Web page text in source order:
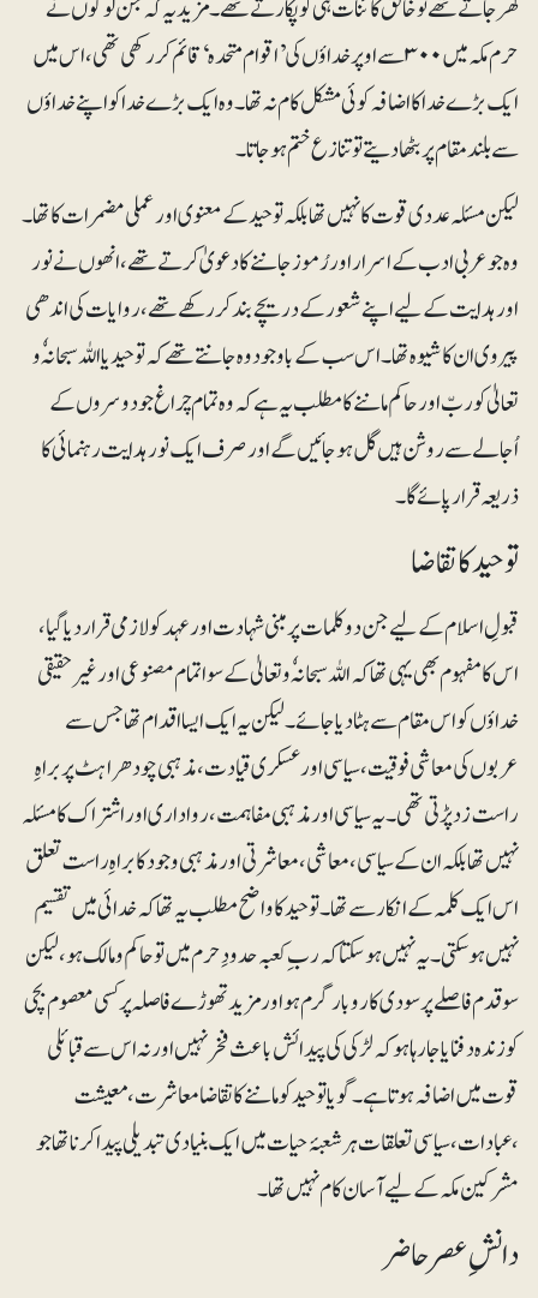
گھر جاتے تھے تو خالق کائنات ہی کو پکارتے تھے۔مزید یہ کہ جن لوگوں نے
حرم مکہ میں ۳۰۰ سے اوپر خداؤں کی ’اقوام متحدہ‘ قائم کررکھی تھی، اس میں
ایک بڑے خدا کا اضافہ کوئی مشکل کام نہ تھا۔ وہ ایک بڑے خدا کو اپنے خداؤں
سے بلند مقام پر بٹھا دیتے تو تنازع ختم ہو جاتا۔
لیکن مسئلہ عددی قوت کا نہیں تھا بلکہ توحیدکے معنوی اور عملی مضمرات کا تھا۔
وہ جو عربی ادب کے اسرار اور رُموز جاننے کا دعویٰ کرتے تھے ،انھوں نے نور
اور ہدایت کے لیے اپنے شعور کے دریچے بند کر رکھے تھے، روایات کی اندھی
پیروی ان کا شیوہ تھا۔ اس سب کے باوجود وہ جانتے تھے کہ توحید یا اللہ سبحانہٗ و
تعالیٰ کو ربّ اور حاکم ماننے کا مطلب یہ ہے کہ وہ تمام چراغ جو دوسروں کے
اُجالے سے روشن ہیں گل ہو جائیں گے اور صرف ایک نور ہدایت رہنمائی کا
ذریعہ قرار پائے گا۔
توحید کا تقاضا
قبولِ اسلام کے لیے جن دو کلمات پر مبنی شہادت اور عہد کو لازمی قرار دیا گیا،
اس کا مفہوم بھی یہی تھا کہ اللہ سبحانہٗ و تعالیٰ کے سوا تمام مصنوعی اور غیر حقیقی
خداؤں کو اس مقام سے ہٹا دیا جائے۔ لیکن یہ ایک ایسا اقدام تھا جس سے
عربوں کی معاشی فوقیت، سیاسی اور عسکری قیادت، مذہبی چودھراہٹ پر براہِ
راست زد پڑتی تھی۔ یہ سیاسی اور مذہبی مفاہمت، رواداری اور اشتراک کا مسئلہ
نہیں تھا بلکہ ان کے سیاسی، معاشی، معاشرتی اور مذہبی وجود کا براہِ راست تعلق
اس ایک کلمہ کے انکار سے تھا۔ توحید کا واضح مطلب یہ تھا کہ خدائی میں تقسیم
نہیں ہو سکتی۔یہ نہیں ہو سکتا کہ رب ِکعبہ حدودِ حرم میں تو حاکم و مالک ہو، لیکن
سو قدم فاصلے پر سودی کاروبار گرم ہو اور مزید تھوڑے فاصلہ پر کسی معصوم بچی
کو زندہ دفنایا جا رہا ہو کہ لڑکی کی پیدائش باعث فخر نہیں اور نہ اس سے قبائلی
قوت میں اضافہ ہوتا ہے۔گویا توحید کو ماننے کا تقاضا معاشرت، معیشت
،عبادات، سیاسی تعلقات ہر شعبۂ حیات میں ایک بنیادی تبدیلی پیدا کرنا تھا جو
مشرکین مکہ کے لیے آسان کام نہیں تھا۔
دانشِ عصر حاضر